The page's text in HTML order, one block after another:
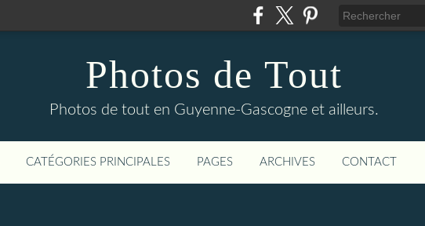
Photos de Tout
Photos de tout en Guyenne-Gascogne et ailleurs.
CATÉGORIES PRINCIPALES PAGES ARCHIVES CONTACT